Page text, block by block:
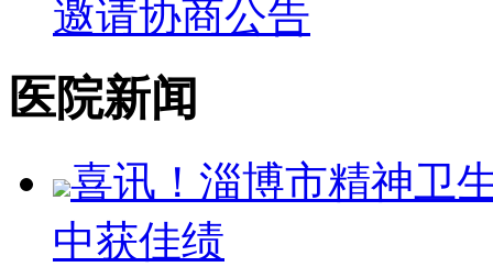
邀请协商公告
医院新闻
喜讯！淄博市精神卫
中获佳绩